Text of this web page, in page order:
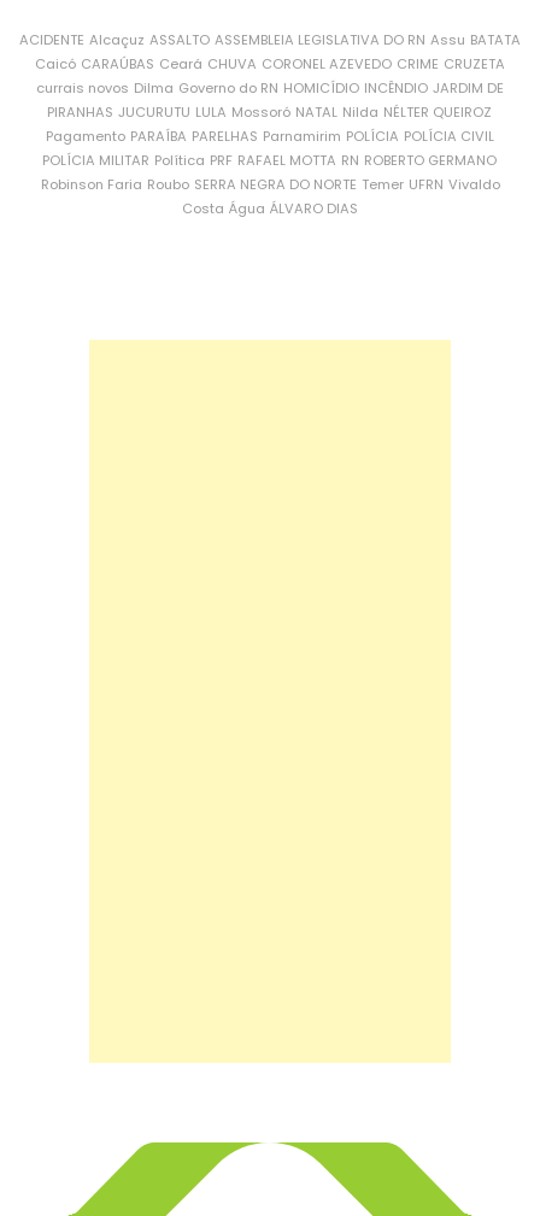
ACIDENTE Alcaçuz ASSALTO ASSEMBLEIA LEGISLATIVA DO RN Assu BATATA
Caicó CARAÚBAS Ceará CHUVA CORONEL AZEVEDO CRIME CRUZETA
currais novos Dilma Governo do RN HOMICÍDIO INCÊNDIO JARDIM DE
PIRANHAS JUCURUTU LULA Mossoró NATAL Nilda NÉLTER QUEIROZ
Pagamento PARAÍBA PARELHAS Parnamirim POLÍCIA POLÍCIA CIVIL
POLÍCIA MILITAR Política PRF RAFAEL MOTTA RN ROBERTO GERMANO
Robinson Faria Roubo SERRA NEGRA DO NORTE Temer UFRN Vivaldo
Costa Água ÁLVARO DIAS